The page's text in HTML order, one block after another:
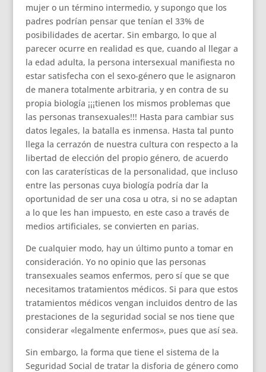
mujer o un término intermedio, y supongo que los
padres podrían pensar que tenían el 33% de
posibilidades de acertar. Sin embargo, lo que al
parecer ocurre en realidad es que, cuando al llegar a
la edad adulta, la persona intersexual manifiesta no
estar satisfecha con el sexo-género que le asignaron
de manera totalmente arbitraria, y en contra de su
propia biología ¡¡¡tienen los mismos problemas que
las personas transexuales!!! Hasta para cambiar sus
datos legales, la batalla es inmensa. Hasta tal punto
llega la cerrazón de nuestra cultura con respecto a la
libertad de elección del propio género, de acuerdo
con las caraterísticas de la personalidad, que incluso
entre las personas cuya biología podría dar la
oportunidad de ser una cosa u otra, si no se adaptan
a lo que les han impuesto, en este caso a través de
medios artificiales, se convierten en parias.
De cualquier modo, hay un último punto a tomar en
consideración. Yo no opinio que las personas
transexuales seamos enfermos, pero sí que se que
necesitamos tratamientos médicos. Si para que estos
tratamientos médicos vengan incluidos dentro de las
prestaciones de la seguridad social se nos tiene que
considerar «legalmente enfermos», pues que así sea.
Sin embargo, la forma que tiene el sistema de la
Seguridad Social de tratar la disforia de género como